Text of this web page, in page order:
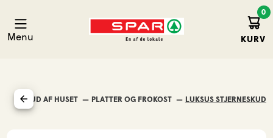
Menu Spar Hirtshals
Kurv
0
KURV
LUKSUS STJERNESKUD
PLATTER OG FROKOST
MAD UD AF HUSET